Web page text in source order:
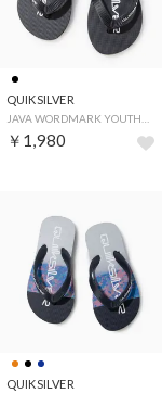
QUIKSILVER
￥1,980
QUIKSILVER